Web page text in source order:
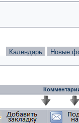
Календарь Новые